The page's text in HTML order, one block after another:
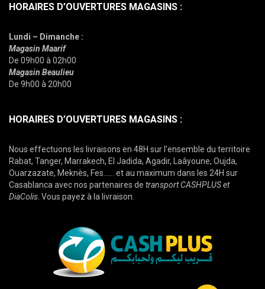
HORAIRES D’OUVERTURES MAGASINS :
Lundi – Dimanche :
Magasin Maarif
De 09h00 à 02h00
Magasin Beaulieu
De 9h00 à 20h00
HORAIRES D’OUVERTURES MAGASINS :
Nous effectuons les livraisons en 48H sur l’ensemble du territoire
Rabat, Tanger, Marrakech, El Jadida, Agadir, Laâyoune, Oujda,
Ouarzazate, Meknès, Fes…… et au maximum dans les 24H sur
Casablanca avec nos partenaires de transport CASHPLUS et
DiaColis . Vous payez à la livraison.